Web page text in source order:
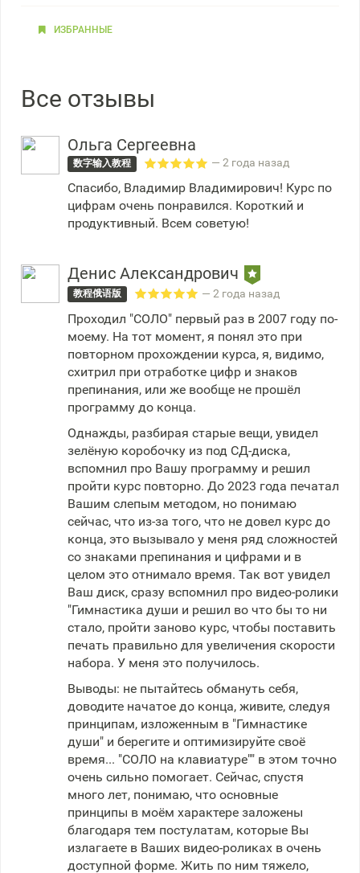
ИЗБРАННЫЕ
Все отзывы
Ольга Сергеевна
数字输入教程 — 2 года назад
Спасибо, Владимир Владимирович! Курс по
цифрам очень понравился. Короткий и
продуктивный. Всем советую!
Денис Александрович
教程俄语版 — 2 года назад
Проходил "СОЛО" первый раз в 2007 году по-
моему. На тот момент, я понял это при
повторном прохождении курса, я, видимо,
схитрил при отработке цифр и знаков
препинания, или же вообще не прошёл
программу до конца.
Однажды, разбирая старые вещи, увидел
зелёную коробочку из под СД-диска,
вспомнил про Вашу программу и решил
пройти курс повторно. До 2023 года печатал
Вашим слепым методом, но понимаю
сейчас, что из-за того, что не довел курс до
конца, это вызывало у меня ряд сложностей
со знаками препинания и цифрами и в
целом это отнимало время. Так вот увидел
Ваш диск, сразу вспомнил про видео-ролики
"Гимнастика души и решил во что бы то ни
стало, пройти заново курс, чтобы поставить
печать правильно для увеличения скорости
набора. У меня это получилось.
Выводы: не пытайтесь обмануть себя,
доводите начатое до конца, живите, следуя
принципам, изложенным в "Гимнастике
души" и берегите и оптимизируйте своё
время... "СОЛО на клавиатуре"" в этом точно
очень сильно помогает. Сейчас, спустя
много лет, понимаю, что основные
принципы в моём характере заложены
благодаря тем постулатам, которые Вы
излагаете в Ваших видео-роликах в очень
доступной форме. Жить по ним тяжело,